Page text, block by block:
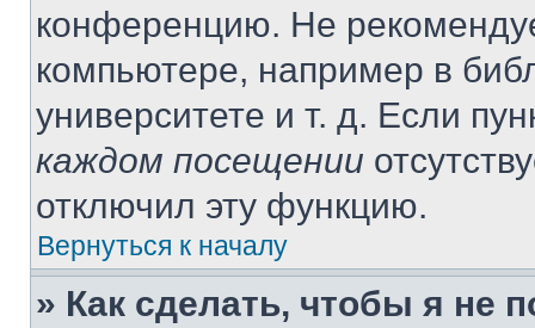
конференцию. Не
компьютере, например в
университете и т. д. Если
каждом посещении
отключил эту функцию.
Вернуться к началу
» Как сделать, чтобы я не